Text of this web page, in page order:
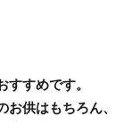
すめです。
供はもちろん、